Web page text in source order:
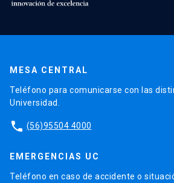
MESA CENTRAL
Teléfono para comunicarse con las
Universidad.
phone (56)95504 4000
EMERGENCIAS UC
Teléfono en caso de accidente o